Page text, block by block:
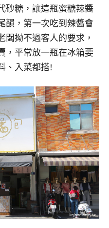
砂糖，讓這瓶蜜糖辣醬
韻，第一次吃到辣醬會
闆拗不過客人的要求，
，平常放一瓶在冰箱要
、入菜都搭!